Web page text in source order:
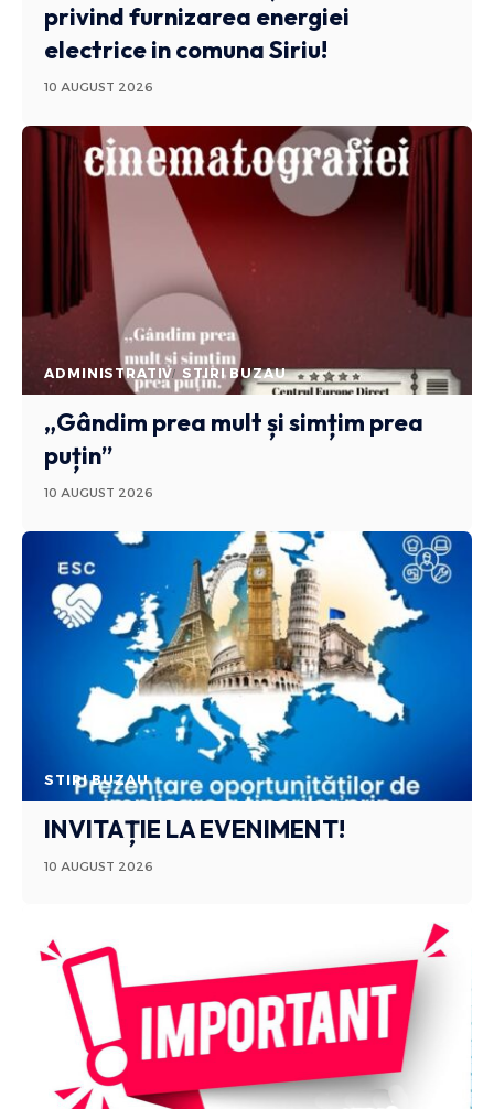
privind furnizarea energiei
electrice in comuna Siriu!
10 AUGUST 2026
ADMINISTRATIV STIRI BUZAU
„Gândim prea mult și simțim prea
puțin”
10 AUGUST 2026
STIRI BUZAU
INVITAȚIE LA EVENIMENT!
10 AUGUST 2026